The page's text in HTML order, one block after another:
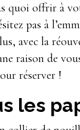
quoi offrir à
pas à
avec la
raison de
réserver !
les